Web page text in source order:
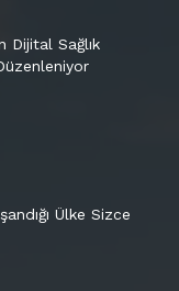
Dijital Sağlık
Ülke Sizce